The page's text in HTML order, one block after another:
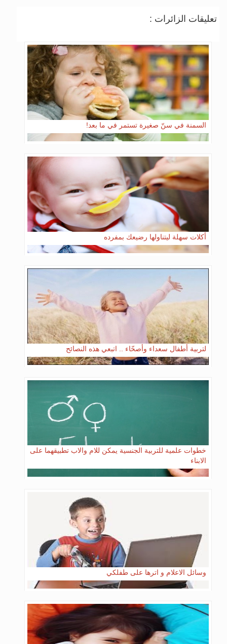
تعليقات الزائرات :
السمنة في سنّ صغيرة تستمر في ما بعد!
أكلات سهلة ليتناولها رضيعك بمفرده
لتربية أطفال سعداء وأصحّاء .. اتبعي هذه النصائح
خطوات علمية للتربية الجنسية يمكن للام والاب تطبيقهما على
الابناء
وسائل الاعلام و اترها على طفلكي